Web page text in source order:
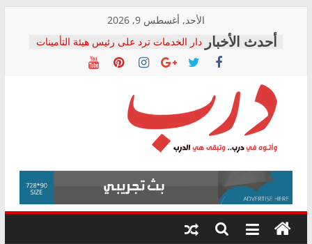
content
الأحد, أغسطس 9, 2026
دار الخدمات ترد على رئيس هيئة التأمينات
بعد مؤتمره الصحفي: إنكار الأزمة لا ينهي
معاناة أصحاب المعاشات.. ونطالب بكشف
فرحات سليمان يكتب: القطاع الصحي إلى
أين؟
حزب التحالف الشعبي يطلق لجنة “الحق
في الصحة” بالإسكندرية لرصد الانتهاكات
ودعم المرضى
الوزاري لمدينة الصحفيين.. وانتهاء أعمال
إنشاء المبنى الإداري
المجلس القومي لحقوق الإنسان يعلن
متابعة قضية الدكتور محمد زهران.. ويؤكد:
قرينة البراءة وضمانات المحاكمة العادلة
درب
وأتوه
درب..
وتبقى
هي